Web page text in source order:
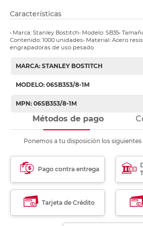
Características
• Marca: Stanley Bostitch• Modelo: SB35•
Contenido: 1000 unidades• Material: Acero
engrapadoras de uso pesado
MARCA: STANLEY BOSTITCH
MODELO: 06SB353/8-1M
MPN: 06SB353/8-1M
Métodos de pago
Ponemos a tu disposición los
Pago contra entrega
Tarjeta de Crédito